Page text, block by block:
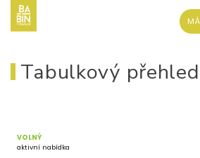
Tabulkový
VOLNÝ
aktivní nabídka